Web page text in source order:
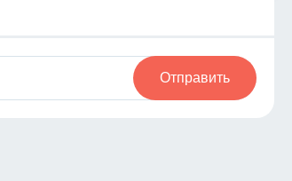
Отправить